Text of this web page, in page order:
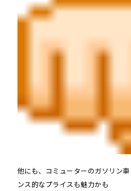
他にも、コミューターのガソリン
ンス的なプライスも魅力かも